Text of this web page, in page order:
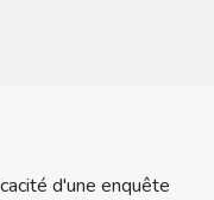
d'une enquête